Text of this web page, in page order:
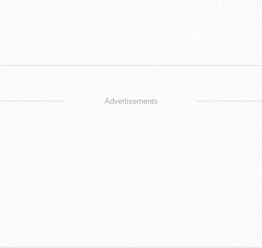
Advertisements